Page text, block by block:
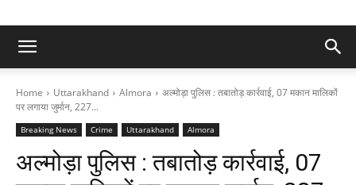
Home Uttarakhand Almora
अल्मोड़ा पुलिस : तबातोड़ कार्रवाई, 07 मकान मालिकों
पर लगाया जुर्मान, 227...
Breaking News Crime Uttarakhand Almora
अल्मोड़ा पुलिस : तबातोड़ कार्रवाई, 07